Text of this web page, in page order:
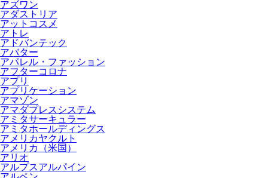
アズワン
アダストリア
アットコスメ
アトレ
アドバンテック
アバター
アパレル・ファッション
アフターコロナ
アプリ
アプリケーション
アマゾン
アマダプレスシステム
アミタサーキュラー
アミタホールディングス
アメリカヤクルト
アメリカ（米国）
アリオ
アルプスアルパイン